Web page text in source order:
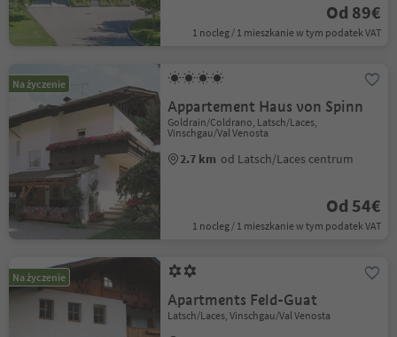
Od 89€
1 nocleg / 1 mieszkanie w tym podatek VAT
Na życzenie
Appartement Haus von Spinn
Goldrain/Coldrano, Latsch/Laces,
Vinschgau/Val Venosta
2.7 km od Latsch/Laces centrum
Od 54€
1 nocleg / 1 mieszkanie w tym podatek VAT
Na życzenie
Apartments Feld-Guat
Latsch/Laces, Vinschgau/Val Venosta